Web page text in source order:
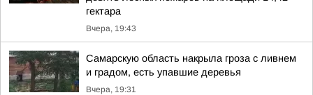
гектара
Вчера, 19:43
Самарскую область накрыла гроза с ливнем
и градом, есть упавшие деревья
Вчера, 19:31